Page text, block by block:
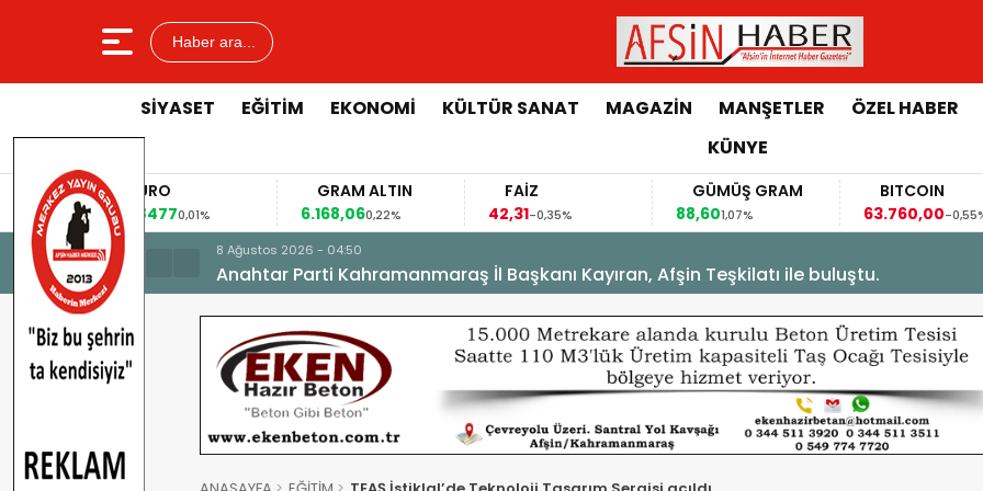
Haber ara...
SİYASET EĞİTİM EKONOMİ KÜLTÜR SANAT MAGAZİN MANŞETLER ÖZEL HABER
KÜNYE
EURO
53,84770,01%
GRAM ALTIN
6.168,060,22%
FAİZ
42,31-0,35%
GÜMÜŞ GRAM
88,601,07%
BITCOIN
63.760,00-0,55%
8 Ağustos 2026 - 04:50
Anahtar Parti Kahramanmaraş İl Başkanı Kayıran, Afşin Teşkilatı ile buluştu.